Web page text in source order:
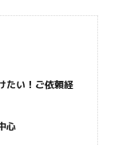
たい！ご依頼経
心